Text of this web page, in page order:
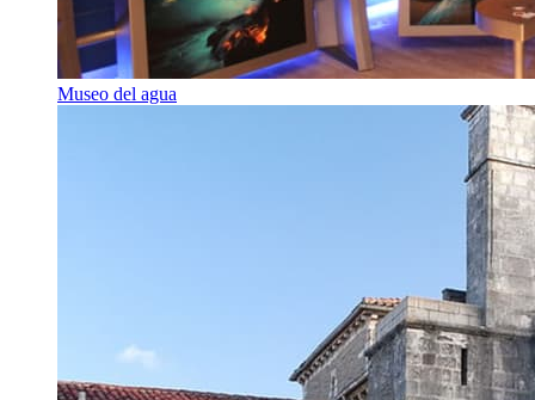
Museo del agua